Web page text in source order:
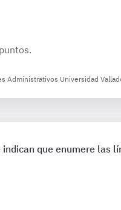
Administrativos Universidad
que enumere las